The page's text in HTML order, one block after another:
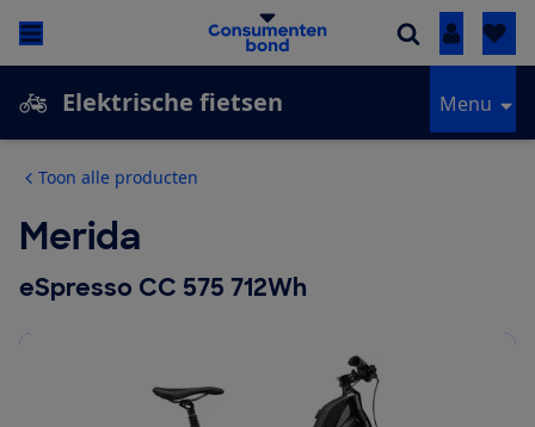
Inloggen
Elektrische fietsen Menu
Toon alle producten
Merida
eSpresso CC 575 712Wh